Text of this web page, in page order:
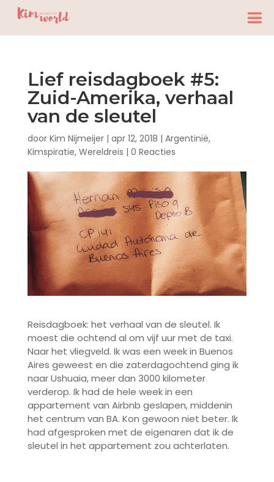
Lief reisdagboek #5:
Zuid-Amerika, verhaal
van de sleutel
door Kim Nijmeijer| apr 12, 2018 | Argentinië,
Kimspiratie, Wereldreis | 0 Reacties
Reisdagboek: het verhaal van de sleutel. Ik
moest die ochtend al om vijf uur met de taxi.
Naar het vliegveld. Ik was een week in Buenos
Aires geweest en die zaterdagochtend ging ik
naar Ushuaia, meer dan 3000 kilometer
verderop. Ik had de hele week in een
appartement van Airbnb geslapen, middenin
het centrum van BA. Kon gewoon niet beter. Ik
had afgesproken met de eigenaren dat ik de
sleutel in het appartement zou achterlaten.